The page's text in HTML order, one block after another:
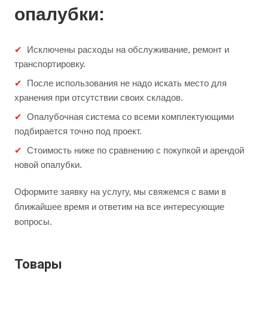
опалубки:
Исключены расходы на обслуживание, ремонт и
транспортировку.
После использования не надо искать место для
хранения при отсутствии своих складов.
Опалубочная система со всеми комплектующими
подбирается точно под проект.
Стоимость ниже по сравнению с покупкой и арендой
новой опалубки.
Оформите заявку на услугу, мы свяжемся с вами в
ближайшее время и ответим на все интересующие
вопросы.
Товары